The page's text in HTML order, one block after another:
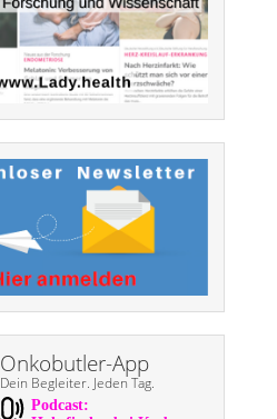
Onkobutler-App
Dein Begleiter. Jeden Tag.